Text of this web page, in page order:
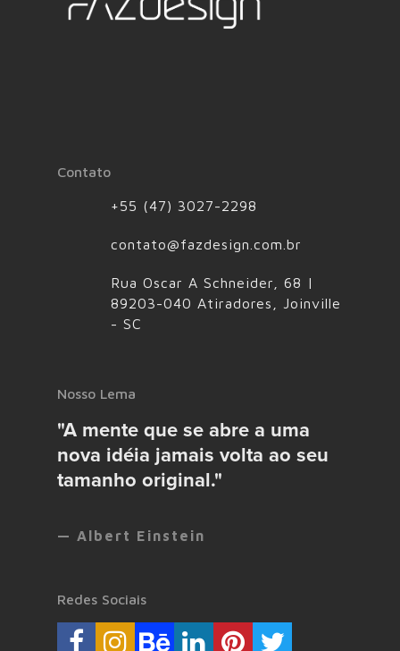
Contato
+55 (47) 3027-2298
contato@fazdesign.com.br
Rua Oscar A Schneider, 68 |
89203-040 Atiradores, Joinville
- SC
Nosso Lema
"A mente que se abre a uma
nova idéia jamais volta ao seu
tamanho original."
— Albert Einstein
Redes Sociais